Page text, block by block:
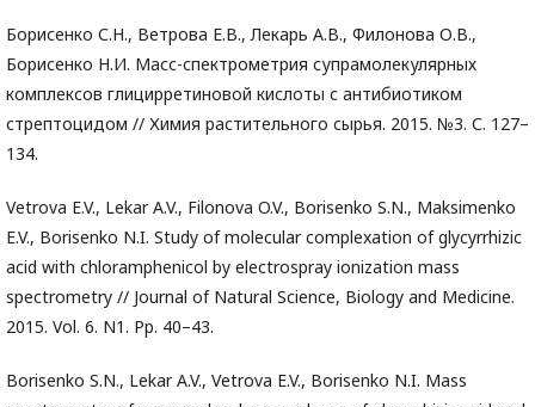
Борисенко С.Н., Ветрова Е.В., Лекарь А.В., Филонова О.В.,
Борисенко Н.И. Масс-спектрометрия супрамолекулярных
комплексов глицирретиновой кислоты с антибиотиком
стрептоцидом // Химия растительного сырья. 2015. №3. С. 127–
134.
Vetrova E.V., Lekar A.V., Filonova O.V., Borisenko S.N., Maksimenko
E.V., Borisenko N.I. Study of molecular complexation of glycyrrhizic
acid with chloramphenicol by electrospray ionization mass
spectrometry // Journal of Natural Science, Biology and Medicine.
2015. Vol. 6. N1. Pp. 40–43.
Borisenko S.N., Lekar A.V., Vetrova E.V., Borisenko N.I. Mass